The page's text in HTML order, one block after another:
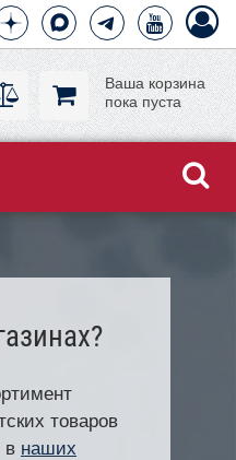
Ваша корзина
пока пуста
товаров
в наших